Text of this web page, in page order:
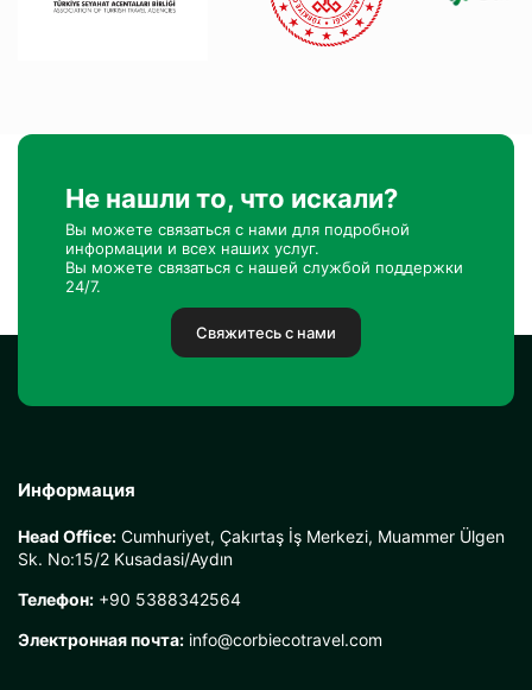
Не нашли то, что искали?
Вы можете связаться с нами для подробной
информации и всех наших услуг.
Вы можете связаться с нашей службой поддержки
24/7.
Свяжитесь с нами
Информация
Head Office: Cumhuriyet, Çakırtaş İş Merkezi, Muammer Ülgen
Sk. No:15/2 Kusadasi/Aydın
Телефон: +90 5388342564
Электронная почта: info@corbiecotravel.com